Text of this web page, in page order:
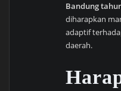
Bandung
diharapkan
adaptif
daerah.